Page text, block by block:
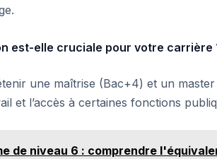
est-elle cruciale pour votre carrière
une maîtrise (Bac+4) et un
et l’accès à certaines fonctions
de niveau 6 : comprendre